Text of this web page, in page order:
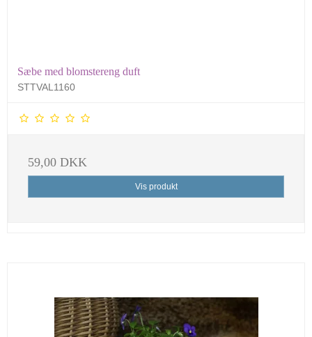
Sæbe med blomstereng duft
STTVAL1160
59,00 DKK
Vis produkt